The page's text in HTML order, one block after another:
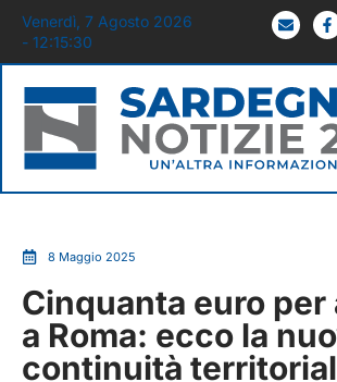
Venerdì, 7 Agosto 2026
- 12:15:31
8 Maggio 2025
Cinquanta euro per
a Roma: ecco la
continuità